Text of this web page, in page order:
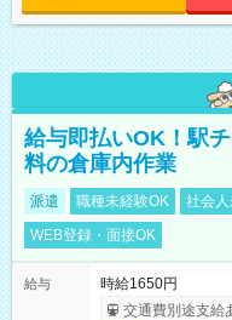
給与即払いOK！駅
料の倉庫内作業
派遣 職種未経験OK 社会
WEB登録・面接OK
給与
時給1650円
交通費別途支給